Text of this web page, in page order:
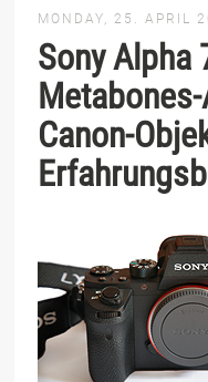
MONDAY, 25. APRIL
Sony Alpha
Canon-